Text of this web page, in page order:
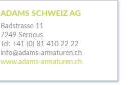
ADAMS SCHWEIZ AG
Badstrasse 11
7249 Serneus
Tel: +41 (0) 81 410 22 22
info@adams-armaturen.ch
www.adams-armaturen.ch